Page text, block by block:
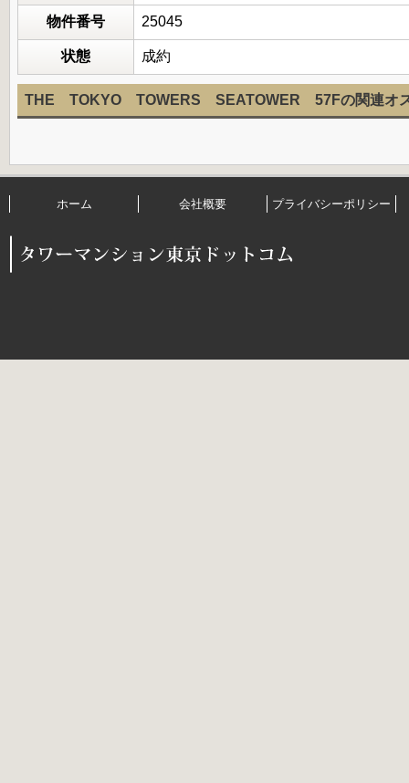
物件番号 25045
状態 成約
THE TOKYO TOWERS SEATOWER 57Fの関連オ
ホーム 会社概要 プライバシーポリシー